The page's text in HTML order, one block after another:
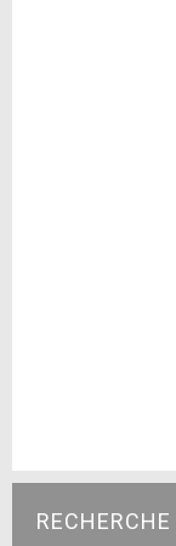
RECHERCHE